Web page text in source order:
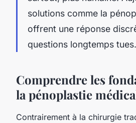
solutions comme la
offrent une réponse
questions longtemps tues.
Comprendre les
la pénoplastie
Contrairement à la chirurgie